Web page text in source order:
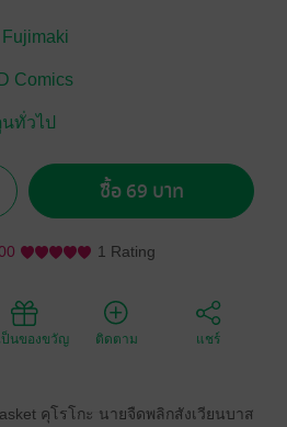
Comics
ทั่วไป
ซื้อ 69 บาท
1 Rating
ป็นของขวัญ ติดตาม แชร์
คุโรโกะ นายจืดพลิกสังเวียนบาส